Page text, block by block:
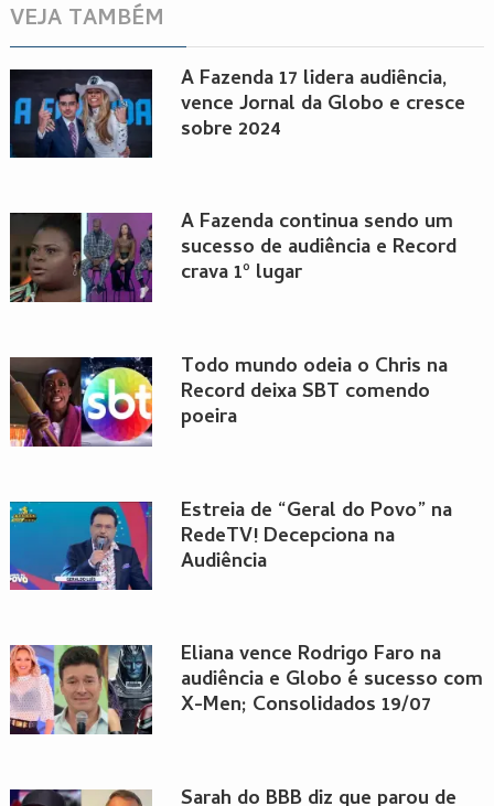
VEJA TAMBÉM
A Fazenda 17 lidera audiência,
vence Jornal da Globo e cresce
sobre 2024
A Fazenda continua sendo um
sucesso de audiência e Record
crava 1º lugar
Todo mundo odeia o Chris na
Record deixa SBT comendo
poeira
Estreia de “Geral do Povo” na
RedeTV! Decepciona na
Audiência
Eliana vence Rodrigo Faro na
audiência e Globo é sucesso com
X-Men; Consolidados 19/07